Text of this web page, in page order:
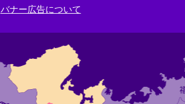
バナー広告について